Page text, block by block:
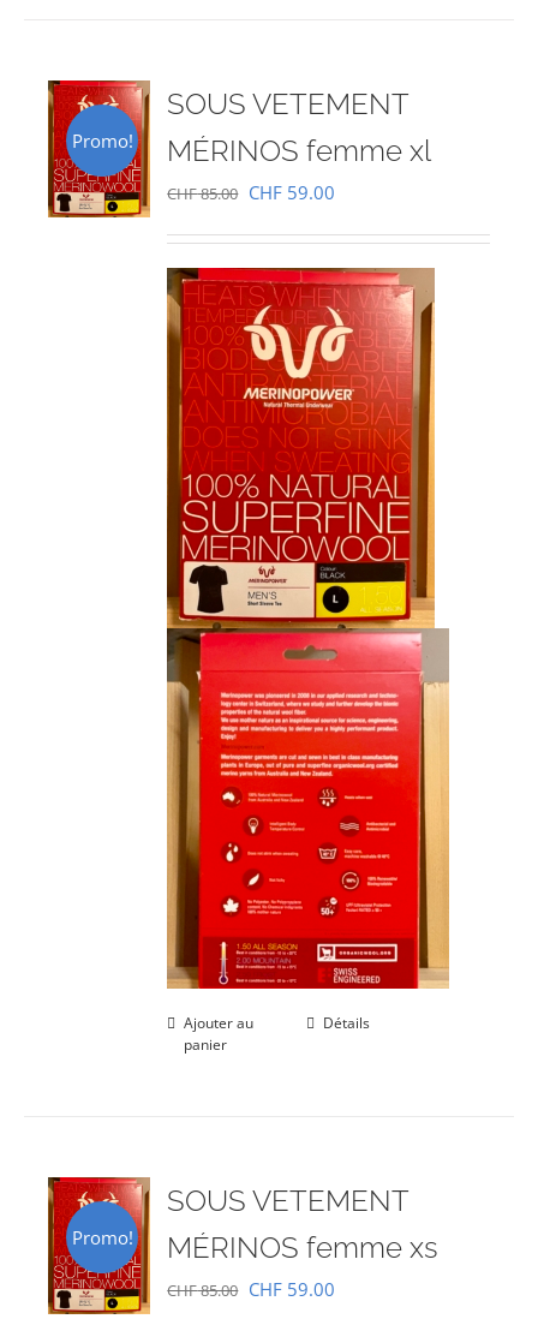
Promo!
SOUS VETEMENT
MÉRINOS femme xl
CHF85.00 Le
initial
était :
CHF 85.00.
CHF 59.00
actuel
est :
CHF 59.00.
Ajouter au
panier
Détails
Promo!
SOUS VETEMENT
MÉRINOS femme xs
CHF85.00 Le
CHF 59.00